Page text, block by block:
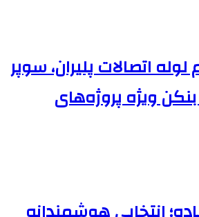
اتصالات پلیران، سوپر
ویژه پروژه‌های